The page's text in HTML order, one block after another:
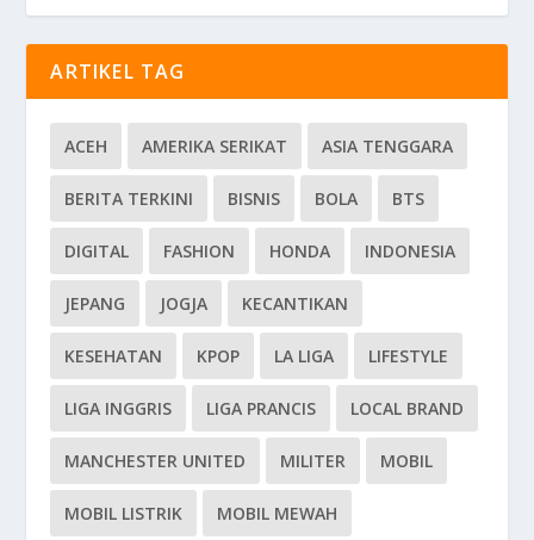
ARTIKEL TAG
ACEH AMERIKA SERIKAT ASIA TENGGARA
BERITA TERKINI BISNIS BOLA BTS
DIGITAL FASHION HONDA INDONESIA
JEPANG JOGJA KECANTIKAN
KESEHATAN KPOP LA LIGA LIFESTYLE
LIGA INGGRIS LIGA PRANCIS LOCAL BRAND
MANCHESTER UNITED MILITER MOBIL
MOBIL LISTRIK MOBIL MEWAH